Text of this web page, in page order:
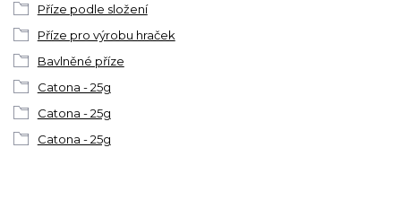
Příze podle složení
Příze pro výrobu hraček
Bavlněné příze
Catona - 25g
Catona - 25g
Catona - 25g